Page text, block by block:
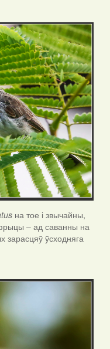
на тое і звычайны,
– ад саванны на
ўсходняга